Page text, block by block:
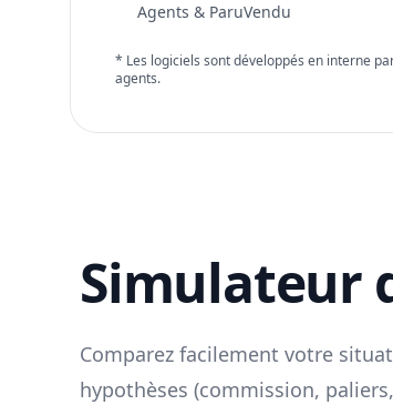
Agents & ParuVendu
* Les logiciels sont développés en interne
agents.
Simulateur
Comparez facilement votre
hypothèses (commission,